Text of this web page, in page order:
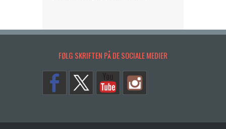
og USA for færdige
og forståelser med Israel og USA for
palæstinensiske præsident tirsdag
ifølge det palæstinensiske
nyhedsbureau Wafa. – Palæstinas
for alle aftaler og forståelser med den
FØLG SKRIFTEN PÅ DE SOCIALE MEDIER